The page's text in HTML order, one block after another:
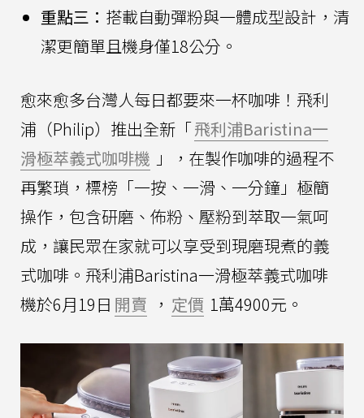
重點三： 搭載自動彈粉與一體成型設計，清
潔更簡單且機身僅18公分。
愈來愈多台灣人每日都要來一杯咖啡！飛利
浦（Philip）推出全新「飛利浦Baristina一
滑極萃義式咖啡機 」，在製作咖啡的過程不
再繁瑣，標榜「一按、一滑、一分鐘」極簡
操作，包含研磨、佈粉、壓粉到萃取一氣呵
成，讓民眾在家就可以享受到現磨現煮的義
式咖啡。飛利浦Baristina一滑極萃義式咖啡
機於6月19日 開賣 ， 定價 1萬4900元。